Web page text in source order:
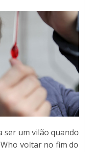
ser um vilão quando
voltar no fim do